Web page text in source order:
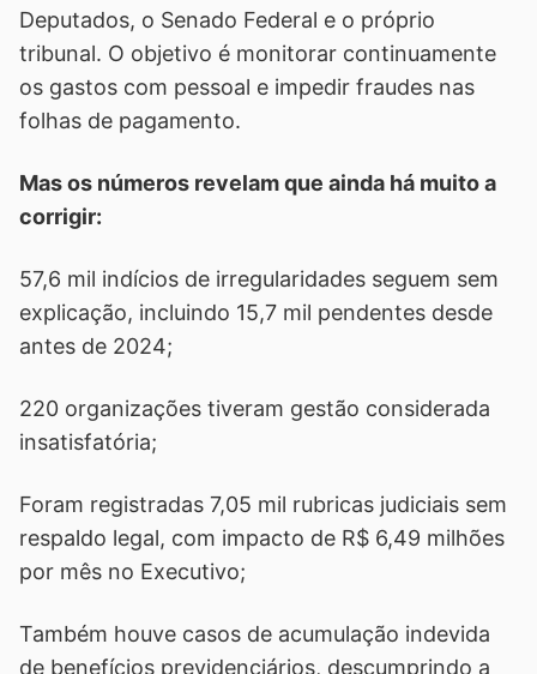
Deputados, o Senado Federal e o próprio
tribunal. O objetivo é monitorar continuamente
os gastos com pessoal e impedir fraudes nas
folhas de pagamento.
Mas os números revelam que ainda há muito a
corrigir:
57,6 mil indícios de irregularidades seguem sem
explicação, incluindo 15,7 mil pendentes desde
antes de 2024;
220 organizações tiveram gestão considerada
insatisfatória;
Foram registradas 7,05 mil rubricas judiciais sem
respaldo legal, com impacto de R$ 6,49 milhões
por mês no Executivo;
Também houve casos de acumulação indevida
de benefícios previdenciários, descumprindo a